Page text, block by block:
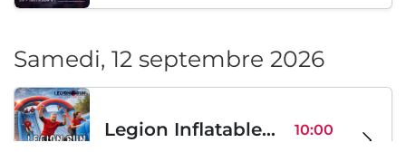
Samedi, 12 septembre 2026
Legion Inflatable Family Run - Sofia 10:00